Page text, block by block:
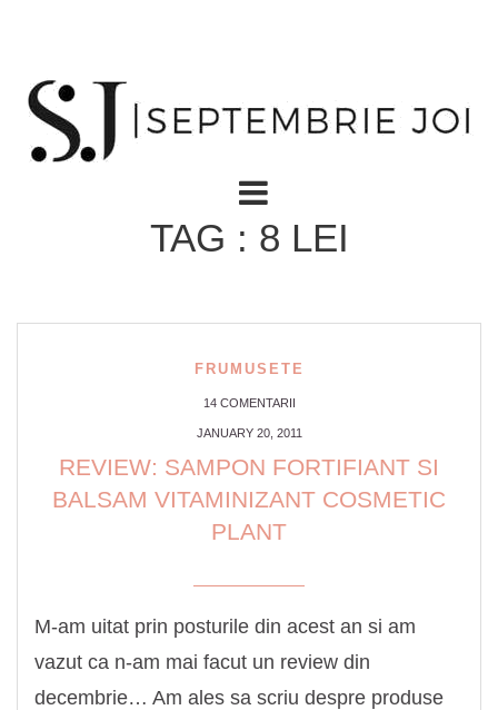
TAG : 8 LEI
FRUMUSETE
14 COMENTARII
JANUARY 20, 2011
REVIEW: SAMPON FORTIFIANT SI
BALSAM VITAMINIZANT COSMETIC
PLANT
M-am uitat prin posturile din acest an si am
vazut ca n-am mai facut un review din
decembrie… Am ales sa scriu despre produse